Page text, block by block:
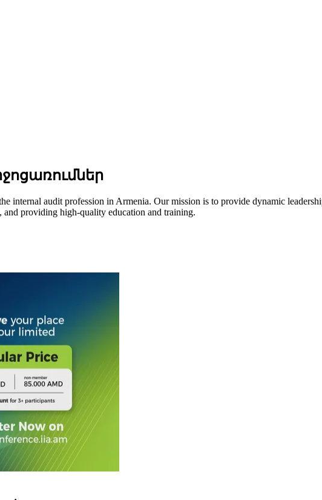
internal audit profession in Armenia. Our mission is to provide dynamic
and providing high-quality education and training.